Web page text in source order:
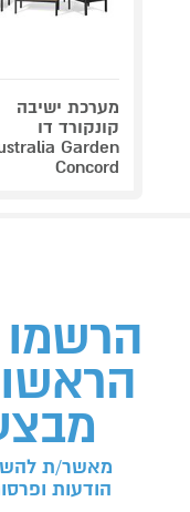
מערכת ישיבה
קונקורד דו
Garden
Concord
הרשמו
מאשר/ת
הודעות